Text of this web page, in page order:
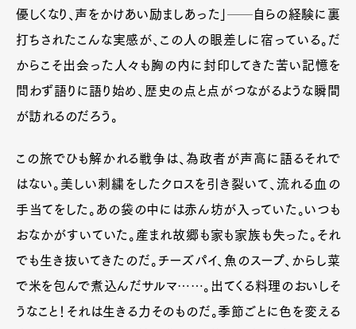
優しくなり、声をかけあい励ましあった」──自らの経験に裏
打ちされたこんな実感が、この人の眼差しに宿っている。だ
からこそ出会った人々も胸の内に封印してきた苦い記憶を
問わず語りに語り始め、歴史の点と点がつながるような瞬間
が訪れるのだろう。
この旅でひも解かれる戦争は、為政者が声高に語るそれで
はない。美しい刺繍をしたクロスを引き裂いて、流れる血の
手当てをした。あの袋の中には赤ん坊が入っていた。いつも
おなかがすいていた。産まれ故郷も家も家族も失った。それ
でも生き抜いてきたのだ。チーズパイ、魚のスープ、からし菜
で米を包んで煮込んだサルマ……。出てくる料理のおいしそ
うなこと！それは生きる力そのものだ。季節ごとに色を変える